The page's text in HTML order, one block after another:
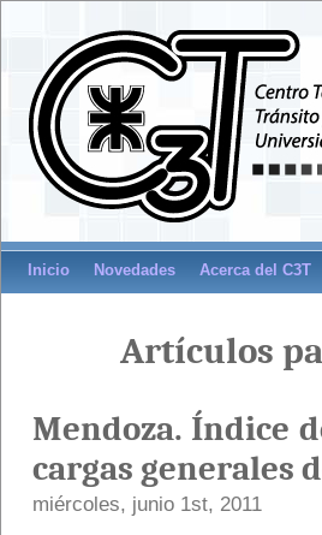
Inicio Novedades Acerca del C3T
Artículos
Mendoza. Índice
cargas generales
miércoles, junio 1st, 2011